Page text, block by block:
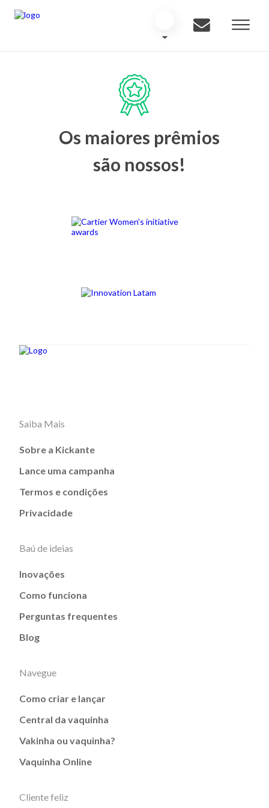
Os maiores prêmios
são nossos!
Saiba Mais
Sobre a Kickante
Lance uma campanha
Termos e condições
Privacidade
Baú de ideias
Inovações
Como funciona
Perguntas frequentes
Blog
Navegue
Como criar e lançar
Central da vaquinha
Vakinha ou vaquinha?
Vaquinha Online
Cliente feliz